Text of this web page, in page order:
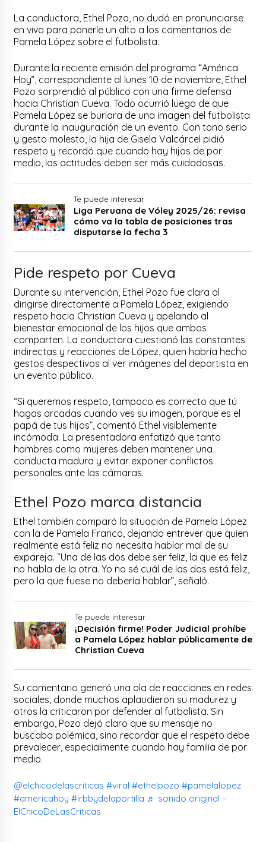
La conductora, Ethel Pozo, no dudó en pronunciarse
en vivo para ponerle un alto a los comentarios de
Pamela López sobre el futbolista.
Durante la reciente emisión del programa “América
Hoy”, correspondiente al lunes 10 de noviembre, Ethel
Pozo sorprendió al público con una firme defensa
hacia Christian Cueva. Todo ocurrió luego de que
Pamela López se burlara de una imagen del futbolista
durante la inauguración de un evento. Con tono serio
y gesto molesto, la hija de Gisela Valcárcel pidió
respeto y recordó que cuando hay hijos de por
medio, las actitudes deben ser más cuidadosas.
Te puede interesar
Liga Peruana de Vóley 2025/26: revisa
cómo va la tabla de posiciones tras
disputarse la fecha 3
Pide respeto por Cueva
Durante su intervención, Ethel Pozo fue clara al
dirigirse directamente a Pamela López, exigiendo
respeto hacia Christian Cueva y apelando al
bienestar emocional de los hijos que ambos
comparten. La conductora cuestionó las constantes
indirectas y reacciones de López, quien habría hecho
gestos despectivos al ver imágenes del deportista en
un evento público.
“Si queremos respeto, tampoco es correcto que tú
hagas arcadas cuando ves su imagen, porque es el
papá de tus hijos”, comentó Ethel visiblemente
incómoda. La presentadora enfatizó que tanto
hombres como mujeres deben mantener una
conducta madura y evitar exponer conflictos
personales ante las cámaras.
Ethel Pozo marca distancia
Ethel también comparó la situación de Pamela López
con la de Pamela Franco, dejando entrever que quien
realmente está feliz no necesita hablar mal de su
expareja. “Una de las dos debe ser feliz, la que es feliz
no habla de la otra. Yo no sé cuál de las dos está feliz,
pero la que fuese no debería hablar”, señaló.
Te puede interesar
¡Decisión firme! Poder Judicial prohíbe
a Pamela López hablar públicamente de
Christian Cueva
Su comentario generó una ola de reacciones en redes
sociales, donde muchos aplaudieron su madurez y
otros la criticaron por defender al futbolista. Sin
embargo, Pozo dejó claro que su mensaje no
buscaba polémica, sino recordar que el respeto debe
prevalecer, especialmente cuando hay familia de por
medio.
@elchicodelascriticas #viral #ethelpozo #pamelalopez
#americahoy #irbbydelaportilla ♬ sonido original –
ElChicoDeLasCriticas